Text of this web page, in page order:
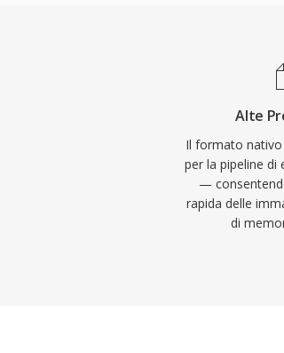
Alte
Il formato
per la pipeline di
—
rapida delle
di